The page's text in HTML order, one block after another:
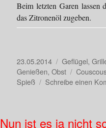
Beim letzten Garen lassen
das Zitronenöl zugeben.
Veröffentlicht
am
23.05.2014 Kategorien
Geflügel,
Genießen,Obst
Spieß
Schreibe einen
Nun ist es ja nicht